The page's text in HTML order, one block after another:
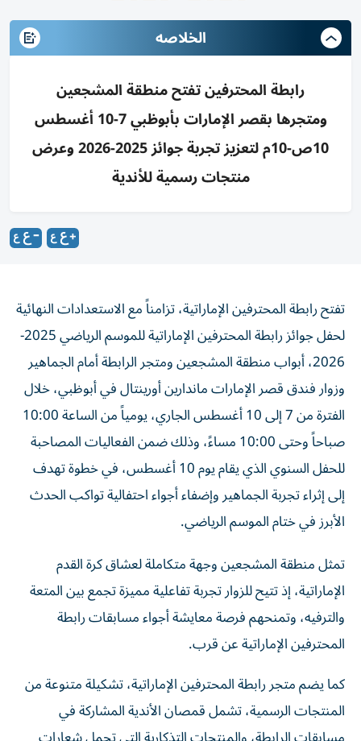
الخلاصه
رابطة المحترفين تفتح منطقة المشجعين
ومتجرها بقصر الإمارات بأبوظبي 7-10 أغسطس
10ص-10م لتعزيز تجربة جوائز 2025-2026 وعرض
منتجات رسمية للأندية
تفتح رابطة المحترفين الإماراتية، تزامناً مع الاستعدادات النهائية
لحفل جوائز رابطة المحترفين الإماراتية للموسم الرياضي 2025-
2026، أبواب منطقة المشجعين ومتجر الرابطة أمام الجماهير
وزوار فندق قصر الإمارات ماندارين أورينتال في أبوظبي، خلال
الفترة من 7 إلى 10 أغسطس الجاري، يومياً من الساعة 10:00
صباحاً وحتى 10:00 مساءً، وذلك ضمن الفعاليات المصاحبة
للحفل السنوي الذي يقام يوم 10 أغسطس، في خطوة تهدف
إلى إثراء تجربة الجماهير وإضفاء أجواء احتفالية تواكب الحدث
الأبرز في ختام الموسم الرياضي.
الإماراتية، إذ تتيح للزوار تجربة تفاعلية مميزة تجمع بين المتعة
والترفيه، وتمنحهم فرصة معايشة أجواء مسابقات رابطة
المحترفين الإماراتية عن قرب.
المنتجات الرسمية، تشمل قمصان الأندية المشاركة في
مسابقات الرابطة، والمنتجات التذكارية التي تحمل شعارات